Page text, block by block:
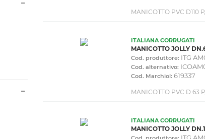
MANICOTTO PVC D110
ITALIANA CORRUGATI
MANICOTTO JOLLY
Cod. produttore: ITG
Cod. alternativo:
Cod. Marchiol: 619337
MANICOTTO PVC D 63
ITALIANA CORRUGATI
MANICOTTO JOLLY